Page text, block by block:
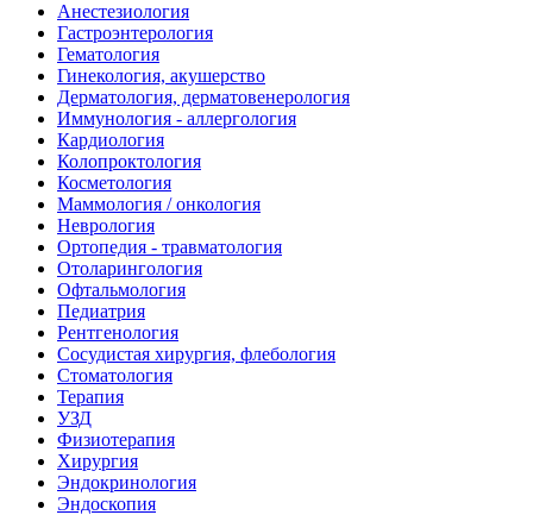
Анестезиология
Гастроэнтерология
Гематология
Гинекология, акушерство
Дерматология, дерматовенерология
Иммунология - аллергология
Кардиология
Колопроктология
Косметология
Маммология / онкология
Неврология
Ортопедия - травматология
Отоларингология
Офтальмология
Педиатрия
Рентгенология
Сосудистая хирургия, флебология
Стоматология
Терапия
УЗД
Физиотерапия
Хирургия
Эндокринология
Эндоскопия